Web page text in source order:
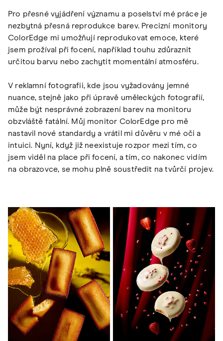
Pro přesné vyjádření významu a poselství mé práce je
nezbytná přesná reprodukce barev. Precizní monitory
ColorEdge mi umožňují reprodukovat emoce, které
jsem prožíval při focení, například touhu zdůraznit
určitou barvu nebo zachytit momentální atmosféru.
V reklamní fotografii, kde jsou vyžadovány jemné
nuance, stejně jako při úpravě uměleckých fotografií,
může být nesprávné zobrazení barev na monitoru
obzvláště fatální. Můj monitor ColorEdge pro mě
nastavil nové standardy a vrátil mi důvěru v mé oči a
intuici. Nyní, když již neexistuje rozpor mezi tím, co
jsem viděl na place při focení, a tím, co nakonec vidím
na obrazovce, se mohu plně soustředit na tvůrčí projev.